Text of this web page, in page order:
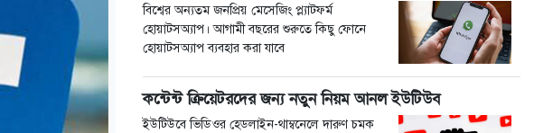
বিশ্বের অন্যতম জনপ্রিয় মেসেজিং প্ল্যাটফর্ম
হোয়াটসঅ্যাপ। আগামী বছরের শুরুতে কিছু ফোনে
হোয়াটসঅ্যাপ ব্যবহার করা যাবে
কন্টেন্ট ক্রিয়েটরদের জন্য নতুন নিয়ম আনল ইউটিউব
ইউটিউবে ভিডিওর হেডলাইন-থাম্বনেলে দারুণ চমক